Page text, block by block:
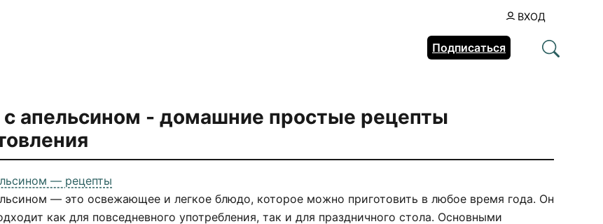
ВХОД
Подписаться
с апельсином - домашние простые рецепты
— рецепты
— это освежающее и легкое блюдо, которое можно приготовить в любое время года. Он
как для повседневного употребления, так и для праздничного стола. Основными